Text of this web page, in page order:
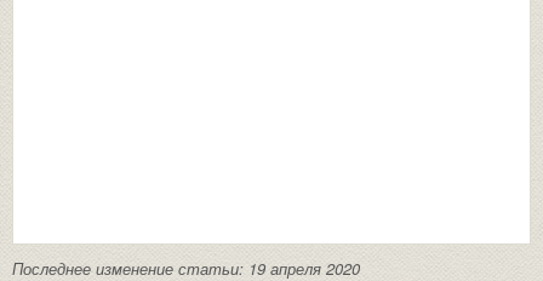
Последнее изменение статьи: 19 апреля 2020